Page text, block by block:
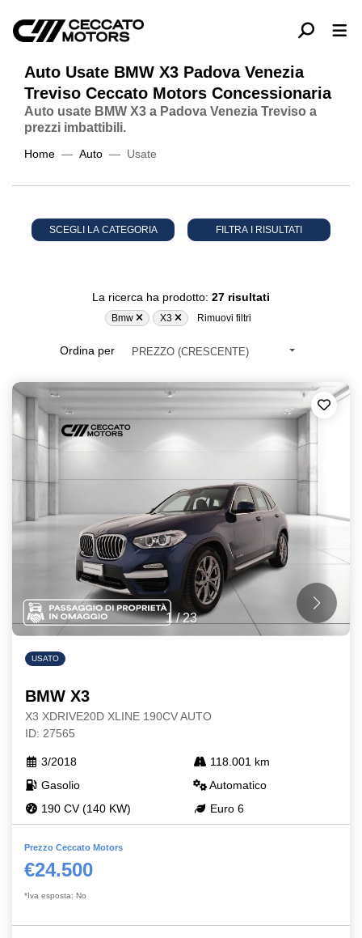
Auto Usate BMW X3 Padova Venezia
Treviso Ceccato Motors Concessionaria
Auto usate BMW X3 a Padova Venezia Treviso a
prezzi imbattibili.
Home Auto Usate
SCEGLI LA CATEGORIA FILTRA I RISULTATI
La ricerca ha prodotto: 27 risultati
Bmw X3 Rimuovi filtri
Ordina per PREZZO (CRESCENTE)
1/23
USATO
BMW X3
X3 XDRIVE20D XLINE 190CV AUTO
ID: 27565
3/2018
118.001 km
Gasolio
Automatico
190 CV (140 KW)
Euro 6
Prezzo Ceccato Motors
€24.500
*Iva esposta: No